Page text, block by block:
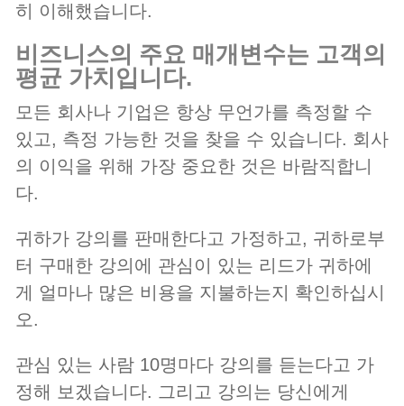
히 이해했습니다.
비즈니스의 주요 매개변수는 고객의
평균 가치입니다.
모든 회사나 기업은 항상 무언가를 측정할 수
있고, 측정 가능한 것을 찾을 수 있습니다. 회사
의 이익을 위해 가장 중요한 것은 바람직합니
다.
귀하가 강의를 판매한다고 가정하고, 귀하로부
터 구매한 강의에 관심이 있는 리드가 귀하에
게 얼마나 많은 비용을 지불하는지 확인하십시
오.
관심 있는 사람 10명마다 강의를 듣는다고 가
정해 보겠습니다. 그리고 강의는 당신에게